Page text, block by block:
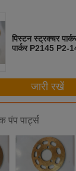
पिस्टन स्ट्रक्चर
पार्कर P2145
जारी रखें
पंप पार्ट्स